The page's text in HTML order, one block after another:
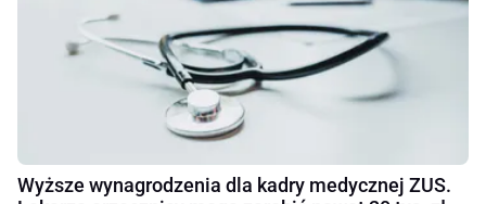
Wyższe wynagrodzenia dla kadry medycznej ZUS.